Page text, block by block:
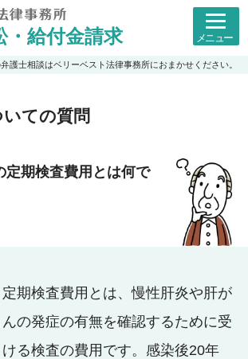
護士相談はベリーベスト法律事務所におまかせください。
・給付金請求 メニュー
ての質問
定期検査費用とは何で
定期検査費用とは、慢性肝炎や肝が
んの発症の有無を確認するために受
ける検査の費用です。感染後20年